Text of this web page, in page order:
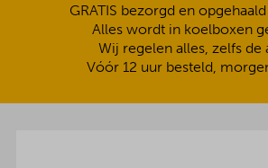
GRATIS bezorgd en
Alles wordt in koelboxen
Wij regelen alles, zelfs de
Vóór 12 uur besteld,